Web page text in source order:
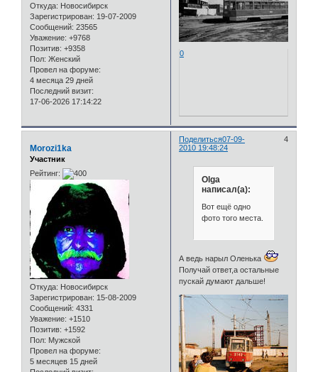
Откуда: Новосибирск
Зарегистрирован: 19-07-2009
Сообщений: 23565
Уважение: +9768
Позитив: +9358
Пол: Женский
Провел на форуме:
4 месяца 29 дней
Последний визит:
17-06-2026 17:14:22
0
Поделиться 4
07-09-
2010 19:48:24
Morozi1ka
Участник
Рейтинг:
Откуда: Новосибирск
Зарегистрирован: 15-08-2009
Сообщений: 4331
Уважение: +1510
Позитив: +1592
Пол: Мужской
Провел на форуме:
5 месяцев 15 дней
Olga
написал(а):
Вот ещё одно
фото того места.
А ведь нарыл Оленька
Получай ответ,а остальные
пускай думают дальше!